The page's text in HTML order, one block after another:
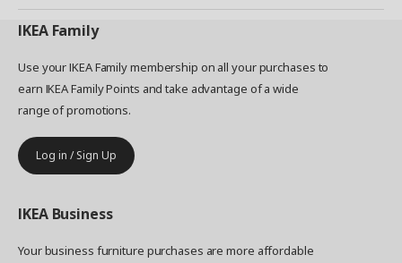
IKEA Family
Use your IKEA Family membership on all your purchases to
earn IKEA Family Points and take advantage of a wide
range of promotions.
Log in / Sign Up
IKEA Business
Your business furniture purchases are more affordable